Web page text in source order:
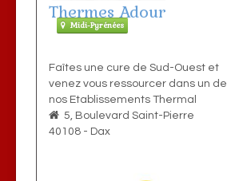
Thermes Adour
Midi-Pyrénées
Faîtes une cure de Sud-Ouest et
venez vous ressourcer dans un de
nos Etablissements Thermal
5, Boulevard Saint-Pierre
40108 - Dax